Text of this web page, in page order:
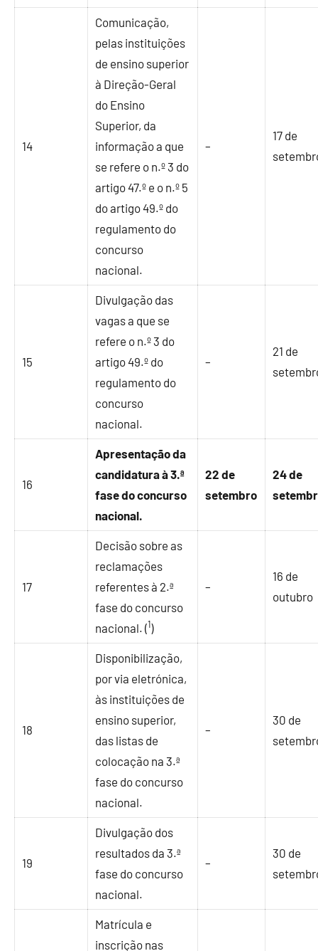
14
Comunicação,
pelas instituições
de ensino superior
à Direção-Geral
do Ensino
Superior, da
informação a que
se refere o n.º 3 do
artigo 47.º e o n.º 5
do artigo 49.º do
regulamento do
concurso
nacional.
–
17 de
15
Divulgação das
vagas a que se
refere o n.º 3 do
artigo 49.º do
regulamento do
concurso
nacional.
–
21 de
16
Apresentação da
candidatura à 3.ª
fase do concurso
nacional.
22 de
setembro
24 de
17
Decisão sobre as
reclamações
referentes à 2.ª
fase do concurso
nacional. (1)
–
16 de
outubro
18
Disponibilização,
por via eletrónica,
às instituições de
ensino superior,
das listas de
colocação na 3.ª
fase do concurso
nacional.
–
30 de
19
Divulgação dos
resultados da 3.ª
fase do concurso
nacional.
–
30 de
Matrícula e
inscrição nas